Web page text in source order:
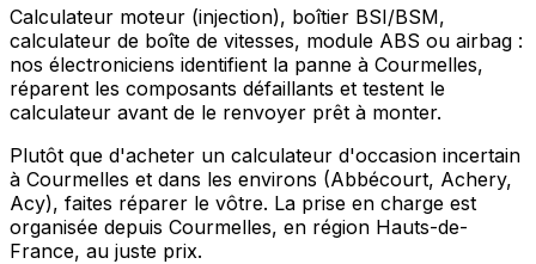
Calculateur moteur (injection), boîtier BSI/BSM,
calculateur de boîte de vitesses, module ABS ou airbag :
nos électroniciens identifient la panne à Courmelles,
réparent les composants défaillants et testent le
calculateur avant de le renvoyer prêt à monter.
Plutôt que d'acheter un calculateur d'occasion incertain
à Courmelles et dans les environs (Abbécourt, Achery,
Acy), faites réparer le vôtre. La prise en charge est
organisée depuis Courmelles, en région Hauts-de-
France, au juste prix.